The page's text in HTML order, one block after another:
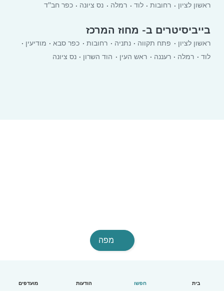
בית חפשו הודעות מועדפים
ראשון לציון רחובות לוד רמלה נס ציונה כפר חב’’ד
בייביסיטרים ב- מחוז המרכז
ראשון לציון פתח תקווה נתניה רחובות כפר סבא
מודיעין
לוד
רמלה רעננה ראש העין הוד השרון נס ציונה
מפה